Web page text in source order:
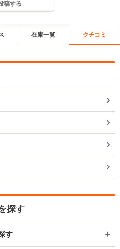
稿する
在庫一覧 クチコミ
探す
す